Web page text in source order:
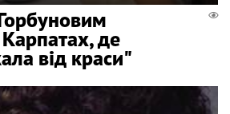
де
від краси"